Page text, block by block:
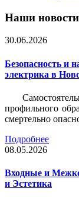
Наши новости
30.06.2026
Безопасность и
электрика в
профильного
смертельно
Подробнее
08.05.2026
Входные и
и Эстетика